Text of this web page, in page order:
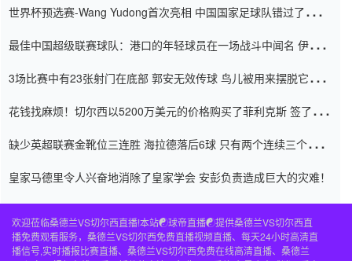
世界杯预选赛-Wang Yudong首次亮相 中国国家足球队错过了世界
最佳中国超级联赛球队：港口的年轻球员在一场战斗中闻名 伊万放
3场比赛中有23张射门在底部 郭安无效传球 鸟儿被用来摆脱它
花钱找麻烦！切尔西以5200万美元的价格购买了菲利克斯 签了7年
缺少英超联赛金靴位三连胜 海拉德落后6球 只有两个连续三个连续
皇家马德里令人兴奋地消除了皇家学会 安彭负责造成巨大的灾难！
欢迎莅临桑德兰VS切尔西直播!本站☯球帝直播☯提供桑德兰VS切尔西直
播免费观看服务，桑德兰VS切尔西免费直播视频直播、每天24小时高清直
播信号,实时播报比赛直播、桑德兰VS切尔西免费在线高清直播、桑德兰